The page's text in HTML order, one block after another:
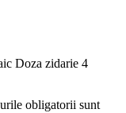
Doza zidarie 4
obligatorii sunt